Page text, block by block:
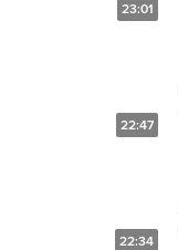
23:01
22:47
22:34